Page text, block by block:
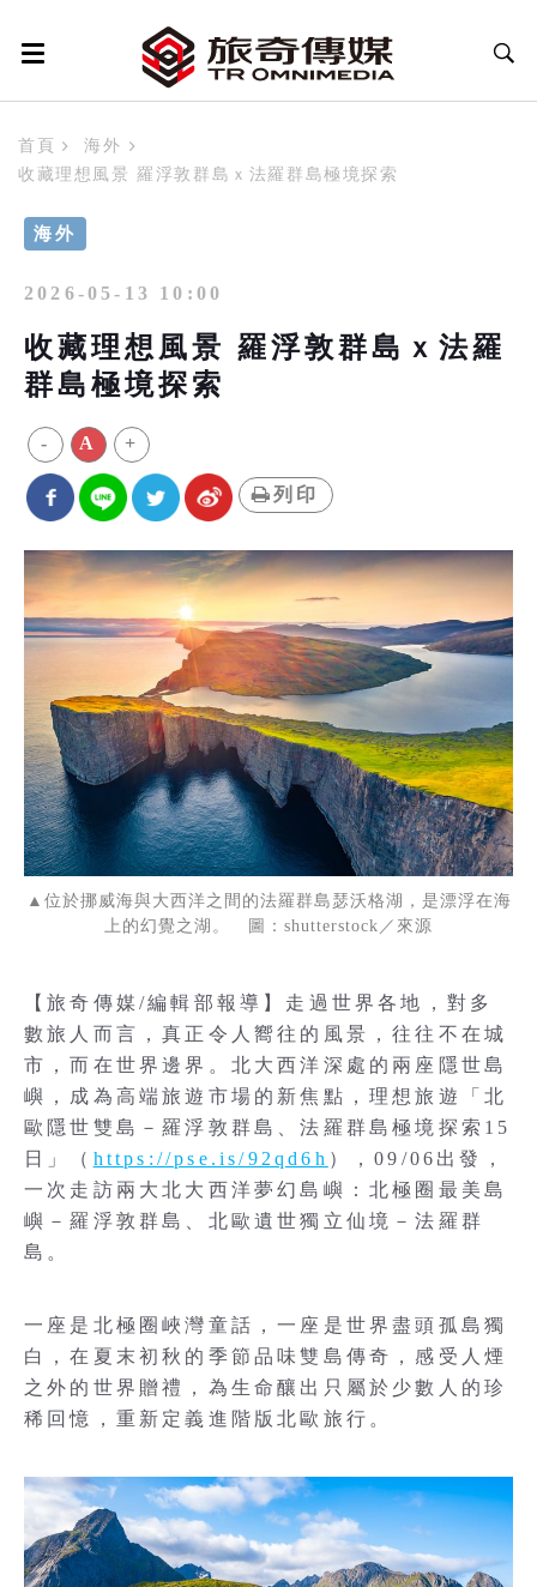
首頁
海外
收藏理想風景 羅浮敦群島ｘ法羅群島極境探索
海外
2026-05-13 10:00
收藏理想風景 羅浮敦群島ｘ法羅
群島極境探索
- A +
列印
▲位於挪威海與大西洋之間的法羅群島瑟沃格湖，是漂浮在海
上的幻覺之湖。 圖：shutterstock／來源
【旅奇傳媒/編輯部報導】走過世界各地，對多
數旅人而言，真正令人嚮往的風景，往往不在城
市，而在世界邊界。北大西洋深處的兩座隱世島
嶼，成為高端旅遊市場的新焦點，理想旅遊「北
歐隱世雙島－羅浮敦群島、法羅群島極境探索15
日」（ https://pse.is/92qd6h ），09/06出發，
一次走訪兩大北大西洋夢幻島嶼：北極圈最美島
嶼－羅浮敦群島、北歐遺世獨立仙境－法羅群
島。
一座是北極圈峽灣童話，一座是世界盡頭孤島獨
白，在夏末初秋的季節品味雙島傳奇，感受人煙
之外的世界贈禮，為生命釀出只屬於少數人的珍
稀回憶，重新定義進階版北歐旅行。